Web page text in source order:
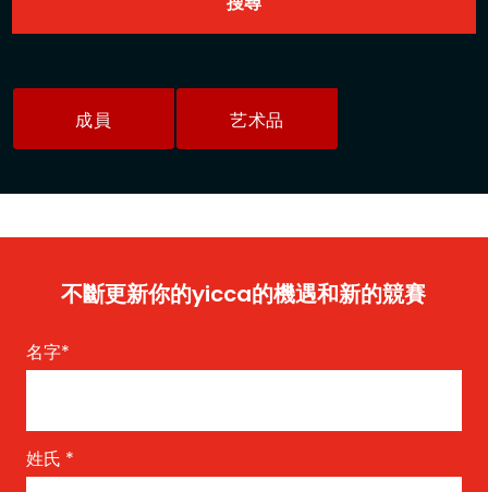
成員 艺术品
不斷更新你的yicca的機遇和新的競賽
名字*
姓氏 *